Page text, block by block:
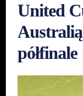
United
półfinale